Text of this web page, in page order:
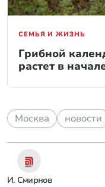
СЕМЬЯ И ЖИЗНЬ
Грибной
растет в
Москва новости
И. Смирнов